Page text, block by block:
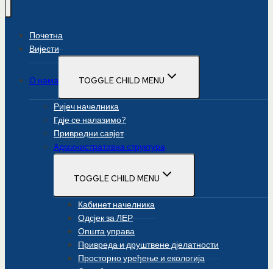
Почетна
Вијести
О нама TOGGLE CHILD MENU
Ријеч начелника
Гдје се налазимо?
Привредни савјет
Административна структура
TOGGLE CHILD MENU
Кабинет начелника
Одсјек за ЛЕР
Општа управа
Привреда и друштвене дјелатности
Просторно уређење и екологија